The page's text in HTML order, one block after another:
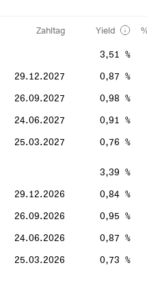
Zahltag Yield
3,51 %
29.12.2027
0,87 %
26.09.2027
0,98 %
24.06.2027
0,91 %
25.03.2027 0,76 %
3,39 %
29.12.2026
0,84 %
26.09.2026
0,95 %
24.06.2026
0,87 %
25.03.2026 0,73 %